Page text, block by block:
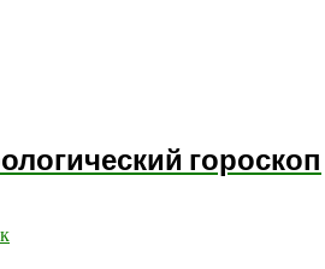
гороскоп